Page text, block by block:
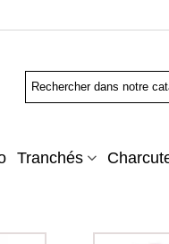
Tranchés